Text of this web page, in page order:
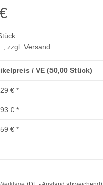
, zzgl. Versand
/ VE (50,00 Stück)
€ *
€ *
€ *